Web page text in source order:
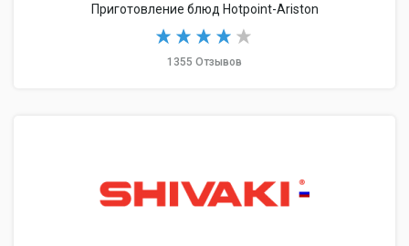
Приготовление блюд Hotpoint-Ariston
1355 Отзывов